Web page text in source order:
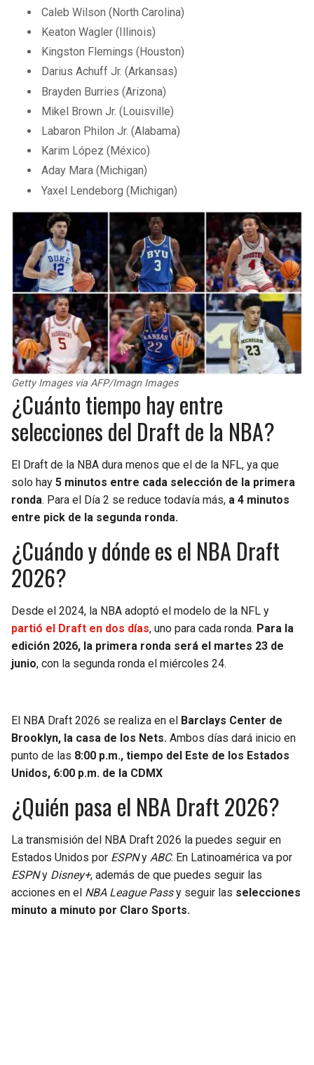
Caleb Wilson (North Carolina)
Keaton Wagler (Illinois)
Kingston Flemings (Houston)
Darius Achuff Jr. (Arkansas)
Brayden Burries (Arizona)
Mikel Brown Jr. (Louisville)
Labaron Philon Jr. (Alabama)
Karim López (México)
Aday Mara (Michigan)
Yaxel Lendeborg (Michigan)
Getty Images via AFP/Imagn Images
¿Cuánto tiempo hay entre
selecciones del Draft de la NBA?
El Draft de la NBA dura menos que el de la NFL, ya que
solo hay 5 minutos entre cada selección de la primera
ronda. Para el Día 2 se reduce todavía más, a 4 minutos
entre pick de la segunda ronda.
¿Cuándo y dónde es el NBA Draft
2026?
Desde el 2024, la NBA adoptó el modelo de la NFL y
partió el Draft en dos días, uno para cada ronda. Para la
edición 2026, la primera ronda será el martes 23 de
junio, con la segunda ronda el miércoles 24.
El NBA Draft 2026 se realiza en el Barclays Center de
Brooklyn, la casa de los Nets. Ambos días dará inicio en
punto de las 8:00 p.m., tiempo del Este de los Estados
Unidos, 6:00 p.m. de la CDMX
¿Quién pasa el NBA Draft 2026?
La transmisión del NBA Draft 2026 la puedes seguir en
Estados Unidos por ESPNy ABC. En Latinoamérica va por
ESPNy Disney+, además de que puedes seguir las
acciones en el NBA League Passy seguir las selecciones
minuto a minuto por Claro Sports.